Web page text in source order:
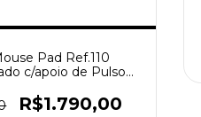
Pad Ref.110
c/apoio de Pulso
R$1.790,00